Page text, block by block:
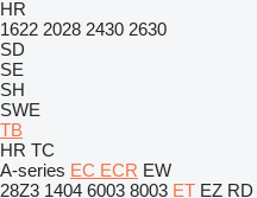
HR
1622 2028 2430 2630
SD
SE
SH
SWE
TB
HR TC
A-series EC ECR EW
28Z3 1404 6003 8003 ET EZ RD